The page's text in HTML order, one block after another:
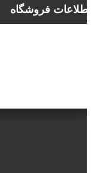
فروشگاه